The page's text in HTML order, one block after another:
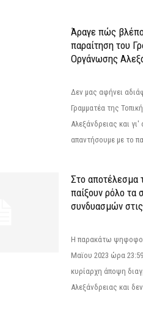
Άραγε πώς
παραίτηση του
Οργάνωσης
Δεν μας αφήνει
Γραμματέα της
Αλεξάνδρειας και γι'
απαντήσουμε με το
Στο αποτέλεσμα
παίξουν ρόλο τα
συνδυασμών
Η παρακάτω
Μαϊου 2023 ώρα
κυρίαρχη άποψη
Αλεξάνδρειας και